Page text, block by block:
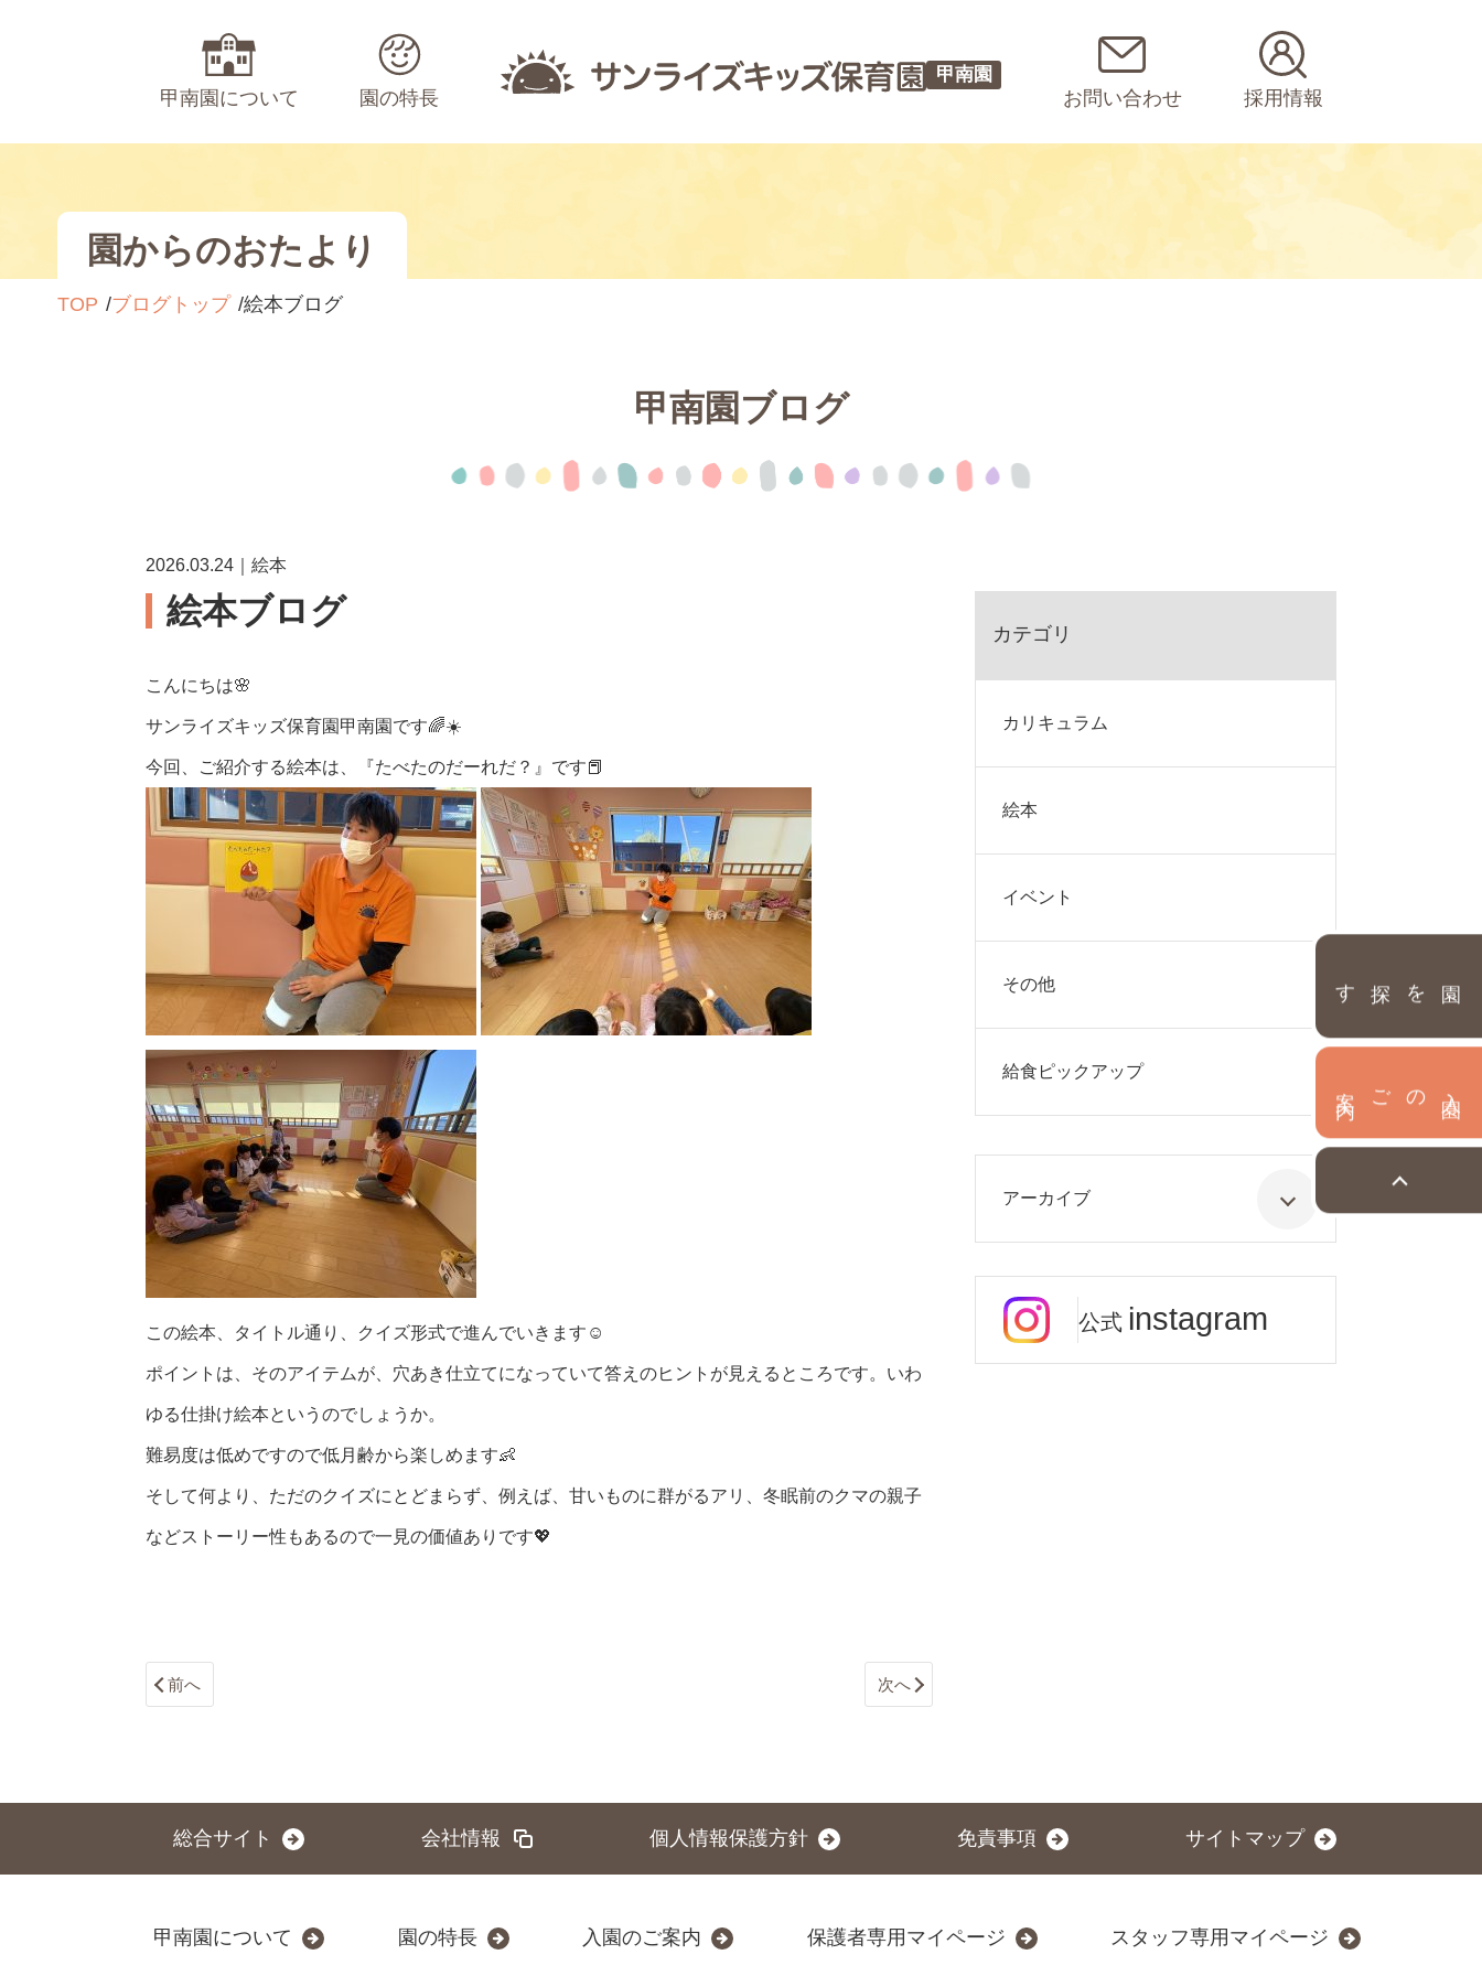
甲南園について 園の特長
甲南園
お問い合わせ 採用情報
園を探す
園からのおたより
TOP ブログトップ 絵本ブログ
甲南園ブログ
2026.03.24｜絵本
絵本ブログ
こんにちは🌸
サンライズキッズ保育園甲南園です🌈☀️
今回、ご紹介する絵本は、『たべたのだーれだ？』です📕
この絵本、タイトル通り、クイズ形式で進んでいきます☺️
ポイントは、そのアイテムが、穴あき仕立てになっていて答えのヒントが見えるところです。いわ
ゆる仕掛け絵本というのでしょうか。
難易度は低めですので低月齢から楽しめます👶
そして何より、ただのクイズにとどまらず、例えば、甘いものに群がるアリ、冬眠前のクマの親子
などストーリー性もあるので一見の価値ありです💖
前へ 次へ
カテゴリ
カリキュラム
絵本
イベント
その他
給食ピックアップ
アーカイブ
公式 instagram
総合サイト 会社情報 個人情報保護方針 免責事項 サイトマップ
甲南園について 園の特長 入園のご案内 保護者専用マイページ スタッフ専用マイページ